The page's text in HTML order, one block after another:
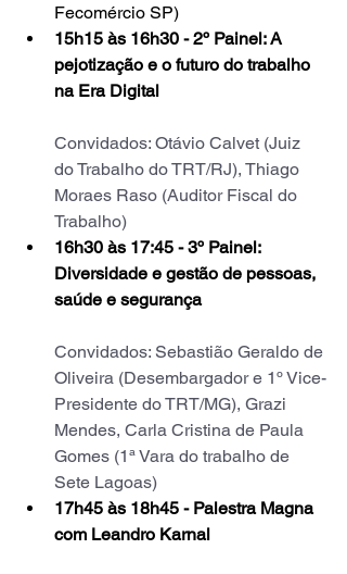
Fecomércio SP)
15h15 às 16h30 - 2º Painel: A
pejotização e o futuro do trabalho
na Era Digital
Convidados: Otávio Calvet (Juiz
do Trabalho do TRT/RJ), Thiago
Moraes Raso (Auditor Fiscal do
Trabalho)
16h30 às 17:45 - 3º Painel:
Diversidade e gestão de pessoas,
saúde e segurança
Convidados: Sebastião Geraldo de
Oliveira (Desembargador e 1º Vice-
Presidente do TRT/MG), Grazi
Mendes, Carla Cristina de Paula
Gomes (1ª Vara do trabalho de
Sete Lagoas)
17h45 às 18h45 - Palestra Magna
com Leandro Karnal